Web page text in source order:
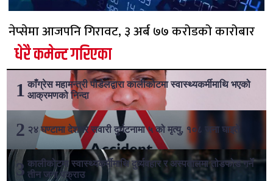
नेप्सेमा आजपनि गिरावट, ३ अर्ब ७७ करोडको कारोबार
धेरै कमेन्ट गरिएका
काँग्रेस महामन्त्री पौडेलद्वारा कालीकोटमा स्वास्थ्यकर्मीमाथि भएको
आक्रमणको निन्दा
२४ घण्टामा देशभर सवारी दुर्घटनामा ५ को मृत्यु, १०८ जना घाइते
कालीकोटमा स्वास्थ्यकर्मीमाथि दुर्व्यवहार र अस्पतालमा तोडफोड गर्ने
तीन जना पक्राउ